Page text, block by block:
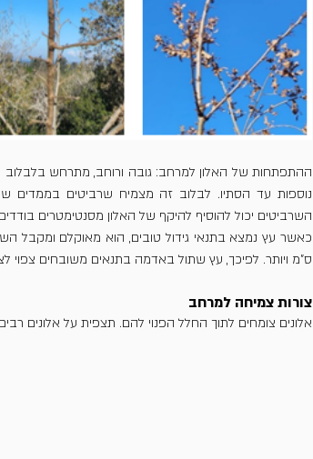
השרביטים יכול להוסיף להיקף של האלון מסנטימטרים בודדים עד 150 סנטימטרים ויותר, תלוי מין, עונה ותנאי הגידול
ס"מ ויותר. לפיכך, עץ שתול באדמה בתנאים משובחים צפוי לצמוח תוך 10 שנים לגובה של 5.00
צורות צמיחה למרחב
אלונים צומחים לתוך החלל הפנוי להם. תצפית על אלונים